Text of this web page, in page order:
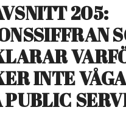
205:
INTE
PUBLIC